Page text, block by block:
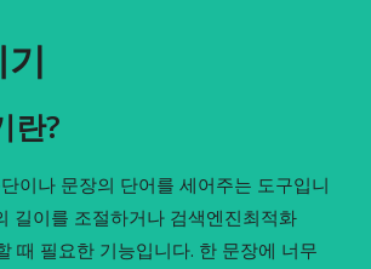
란?
이나 문장의 단어를 세어주는 도구입니
길이를 조절하거나 검색엔진최적화
때 필요한 기능입니다. 한 문장에 너무